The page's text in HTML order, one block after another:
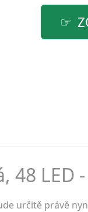
48 LED
určitě právě